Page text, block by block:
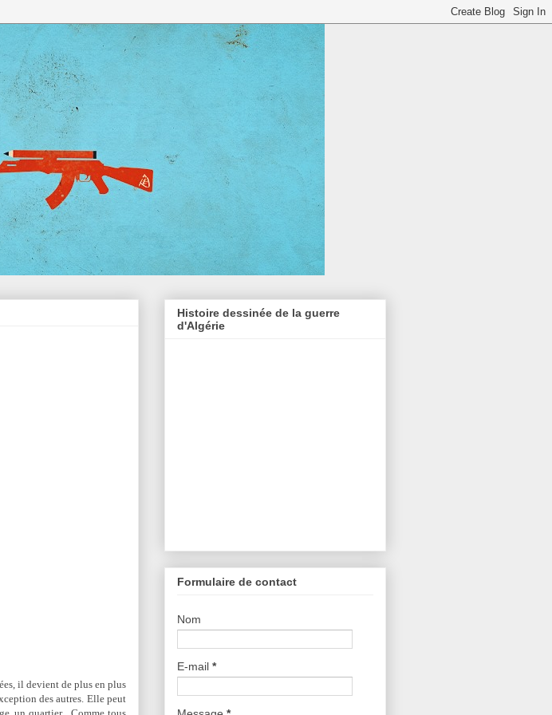
il devient de plus en plus
des autres. Elle peut
Histoire dessinée de la guerre
d'Algérie
Formulaire de contact
Nom
E-mail *